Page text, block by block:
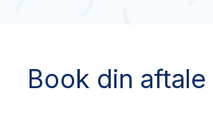
Book din aftale